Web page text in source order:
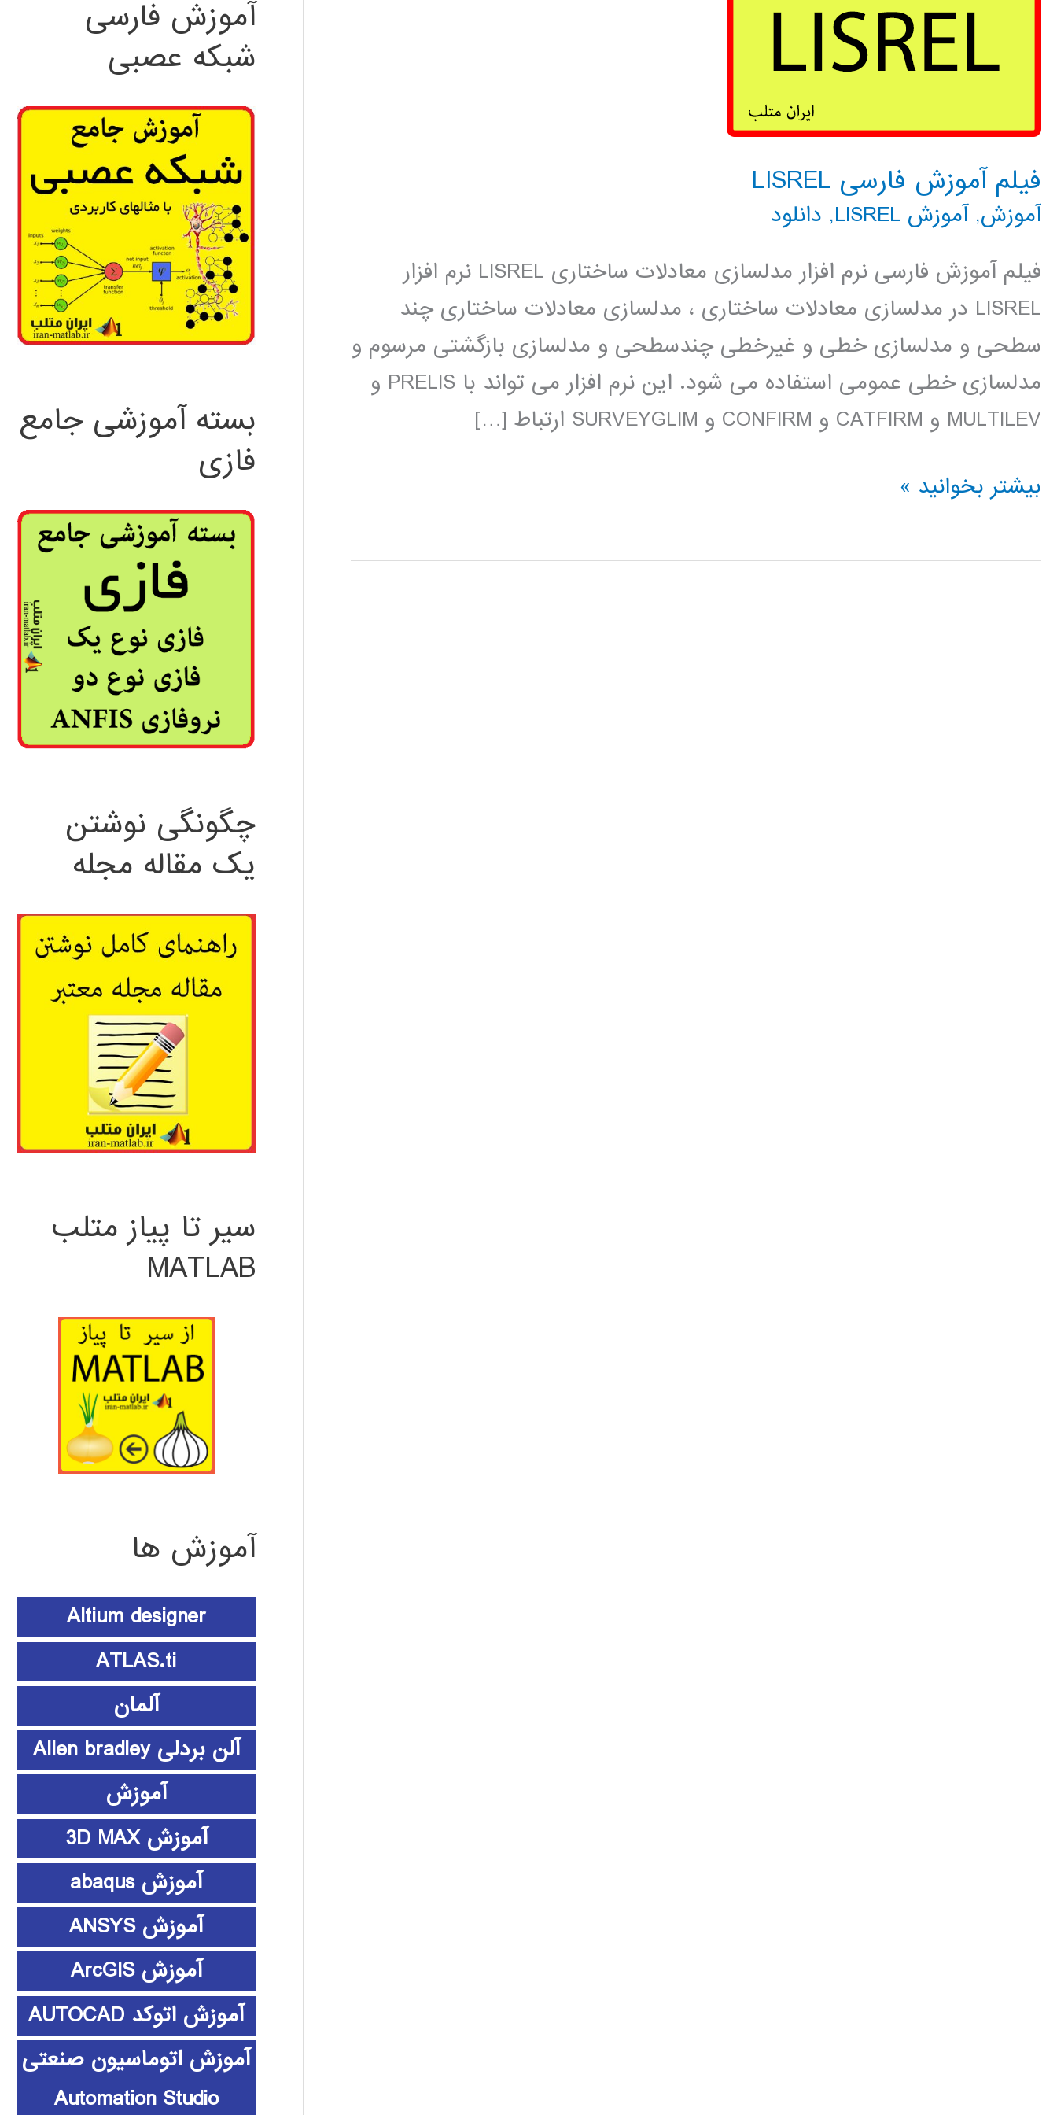
فیلم آموزش فارسی LISREL
آموزش,آموزش LISREL , دانلود
فیلم آموزش فارسی نرم افزار مدلسازی معادلات ساختاری LISREL نرم افزار
LISREL در مدلسازی معادلات ساختاری ، مدلسازی معادلات ساختاری چند
سطحی و مدلسازی خطی و غیرخطی چندسطحی و مدلسازی بازگشتی مرسوم و
مدلسازی خطی عمومی استفاده می شود. این نرم افزار می تواند با PRELIS و
MULTILEV و CATFIRM و CONFIRM و SURVEYGLIM ارتباط […]
فیلم
فارسی
بیشتر بخوانید »
آموزش فارسی
شبکه عصبی
بسته آموزشی جامع
فازی
چگونگی نوشتن
یک مقاله مجله
سیر تا پیاز متلب
MATLAB
آموزش ها
Altium designer
ATLAS.ti
آلمان
آلن بردلی Allen bradley
آموزش
آموزش 3D MAX
آموزش abaqus
آموزش ANSYS
آموزش ArcGIS
آموزش اتوکد AUTOCAD
آموزش اتوماسیون صنعتی
Automation Studio